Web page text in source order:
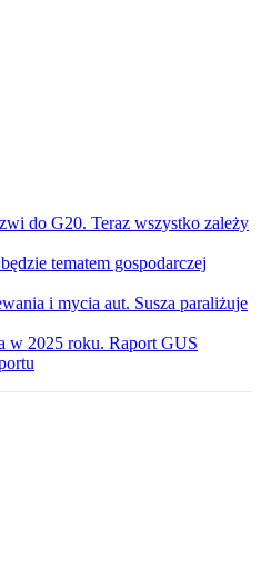
do G20. Teraz wszystko zależy
tematem gospodarczej
i mycia aut. Susza paraliżuje
w 2025 roku. Raport GUS